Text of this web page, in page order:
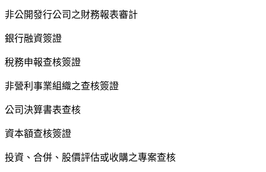
非公開發行公司之財務報表審計
銀行融資簽證
稅務申報查核簽證
非營利事業組織之查核簽證
公司決算書表查核
資本額查核簽證
投資、合併、股價評估或收購之專案查核